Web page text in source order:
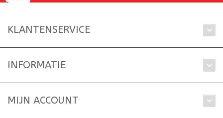
KLANTENSERVICE
INFORMATIE
MIJN ACCOUNT